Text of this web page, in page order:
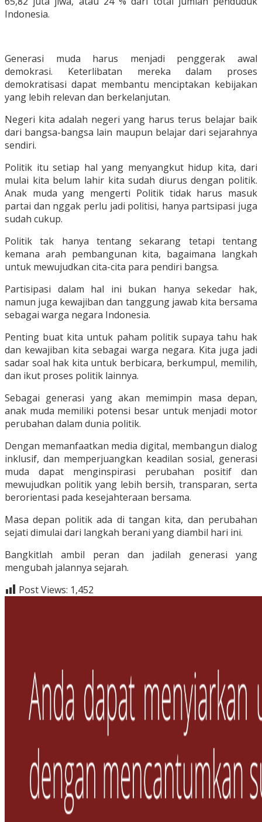
Indonesia.
Generasi muda harus menjadi penggerak awal
demokrasi. Keterlibatan mereka dalam proses
demokratisasi dapat membantu menciptakan kebijakan
yang lebih relevan dan berkelanjutan.
Negeri kita adalah negeri yang harus terus belajar baik
dari bangsa-bangsa lain maupun belajar dari sejarahnya
sendiri.
Politik itu setiap hal yang menyangkut hidup kita, dari
mulai kita belum lahir kita sudah diurus dengan politik.
Anak muda yang mengerti Politik tidak harus masuk
partai dan nggak perlu jadi politisi, hanya partsipasi juga
sudah cukup.
Politik tak hanya tentang sekarang tetapi tentang
kemana arah pembangunan kita, bagaimana langkah
untuk mewujudkan cita-cita para pendiri bangsa.
Partisipasi dalam hal ini bukan hanya sekedar hak,
namun juga kewajiban dan tanggung jawab kita bersama
sebagai warga negara Indonesia.
Penting buat kita untuk paham politik supaya tahu hak
dan kewajiban kita sebagai warga negara. Kita juga jadi
sadar soal hak kita untuk berbicara, berkumpul, memilih,
dan ikut proses politik lainnya.
Sebagai generasi yang akan memimpin masa depan,
anak muda memiliki potensi besar untuk menjadi motor
perubahan dalam dunia politik.
Dengan memanfaatkan media digital, membangun dialog
inklusif, dan memperjuangkan keadilan sosial, generasi
muda dapat menginspirasi perubahan positif dan
mewujudkan politik yang lebih bersih, transparan, serta
berorientasi pada kesejahteraan bersama.
Masa depan politik ada di tangan kita, dan perubahan
sejati dimulai dari langkah berani yang diambil hari ini.
Bangkitlah ambil peran dan jadilah generasi yang
mengubah jalannya sejarah.
Post Views: 1,452